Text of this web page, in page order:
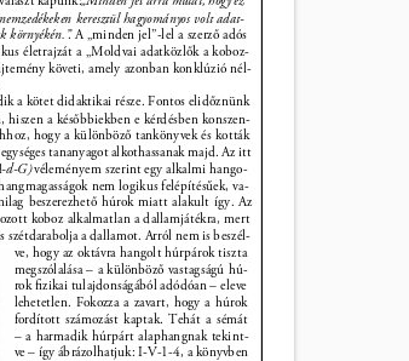
keresztül hagyományos volt adat-
környékén.”. A „minden jel”-lel a szerző adós
életrajzát a „Moldvai adatközlők a koboz-
követi, amely azonban konklúzió nél-
a kötet didaktikai része. Fontos elidőznünk
hiszen a későbbiekben e kérdésben konszen-
hogy a különböző tankönyvek és kották
tananyagot alkothassanak majd. Az itt
d-G) véleményem szerint egy alkalmi hango-
nem logikus felépítésűek, va-
beszerezhető húrok miatt alakult így. Az
koboz alkalmatlan a dallamjátékra, mert
szétdarabolja a dallamot. Arról nem is beszél-
ve, hogy az oktávra hangolt húrpárok tiszta
megszólalása – a különböző vastagságú hú-
rok ﬁzikai tulajdonságából adódóan – eleve
lehetetlen. Fokozza a zavart, hogy a húrok
fordított számozást kaptak. Tehát a sémát
– a harmadik húrpárt alaphangnak tekint-
ve – így ábrázolhatjuk: I-V-1-4, a könyvben